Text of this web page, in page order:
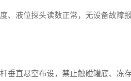
、液位探头读数正常，无设备故障报
垂直悬空布设，禁止触碰罐底、冻